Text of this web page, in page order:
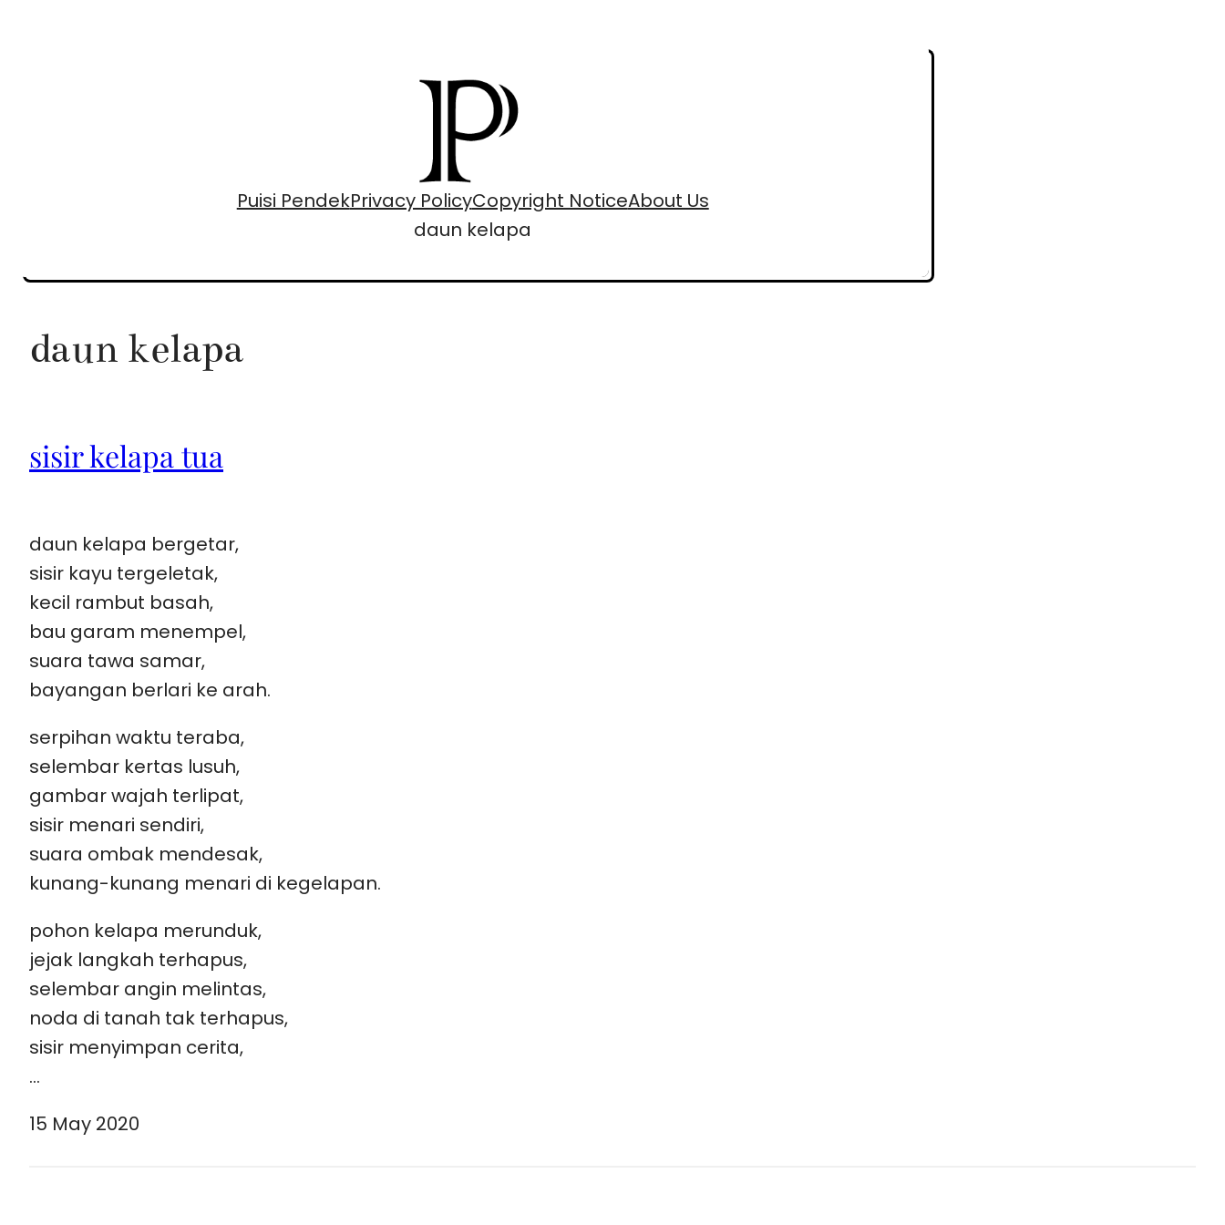
Puisi PendekPrivacy PolicyCopyright NoticeAbout Us
daun kelapa
daun kelapa
sisir kelapa tua
daun kelapa bergetar,
sisir kayu tergeletak,
kecil rambut basah,
bau garam menempel,
suara tawa samar,
bayangan berlari ke arah.
serpihan waktu teraba,
selembar kertas lusuh,
gambar wajah terlipat,
sisir menari sendiri,
suara ombak mendesak,
kunang-kunang menari di kegelapan.
pohon kelapa merunduk,
jejak langkah terhapus,
selembar angin melintas,
noda di tanah tak terhapus,
sisir menyimpan cerita,
…
15 May 2020